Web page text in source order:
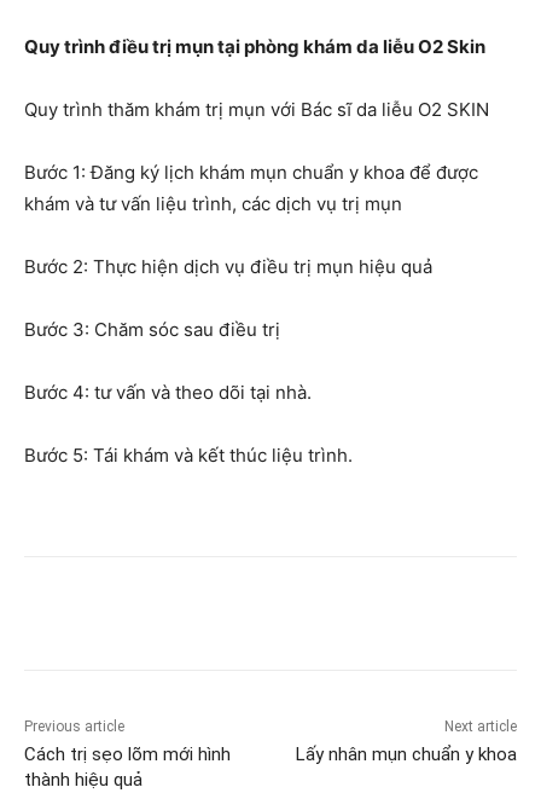
Quy trình điều trị mụn tại phòng khám da liễu O2 Skin
Quy trình thăm khám trị mụn với Bác sĩ da liễu O2 SKIN
Bước 1: Đăng ký lịch khám mụn chuẩn y khoa để được
khám và tư vấn liệu trình, các dịch vụ trị mụn
Bước 2: Thực hiện dịch vụ điều trị mụn hiệu quả
Bước 3: Chăm sóc sau điều trị
Bước 4: tư vấn và theo dõi tại nhà.
Bước 5: Tái khám và kết thúc liệu trình.
Previous article
Cách trị sẹo lõm mới hình
thành hiệu quả
Next article
Lấy nhân mụn chuẩn y khoa